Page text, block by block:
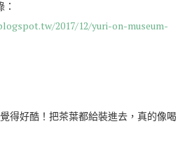
2017/12/yuri-on-museum-
得好酷！把茶葉都給裝進去，真的像喝